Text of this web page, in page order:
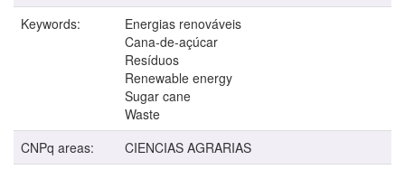
Keywords:
Energias renováveis
Cana-de-açúcar
Resíduos
Renewable energy
Sugar cane
Waste
CNPq areas:
CIENCIAS AGRARIAS